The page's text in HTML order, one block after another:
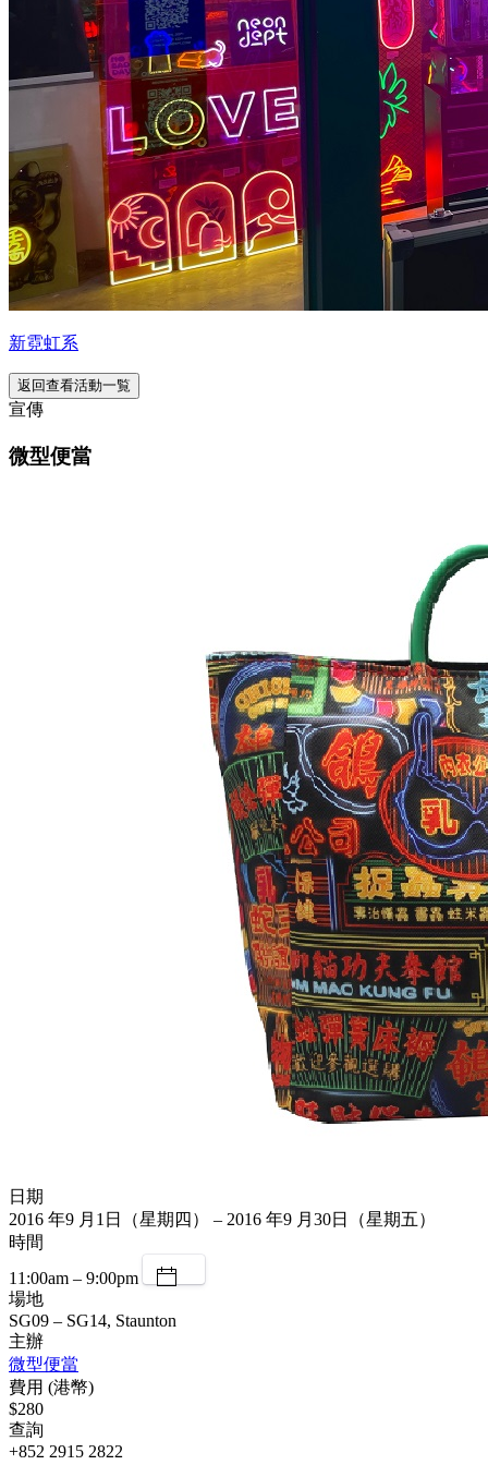
新霓虹系
返回查看活動一覧
宣傳
微型便當
日期
2016 年9 月1日（星期四） – 2016 年9 月30日（星期五）
時間
11:00am – 9:00pm
場地
SG09 – SG14, Staunton
主辦
微型便當
費用 (港幣)
$280
查詢
+852 2915 2822